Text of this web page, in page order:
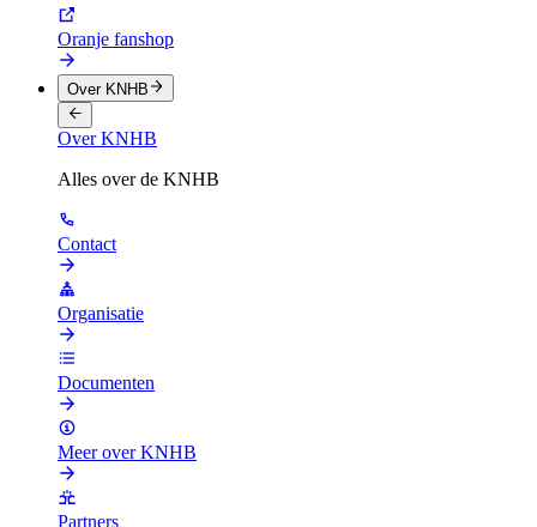
Oranje fanshop
Over KNHB
Over KNHB
Alles over de KNHB
Contact
Organisatie
Documenten
Meer over KNHB
Partners